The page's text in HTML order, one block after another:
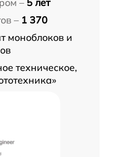
– 5 лет
– 1 370
моноблоков и
техническое,